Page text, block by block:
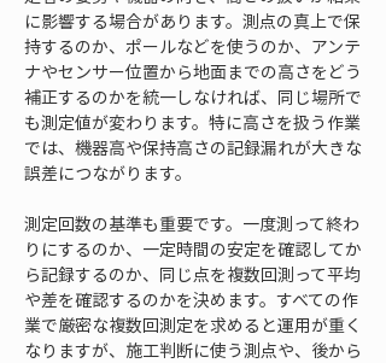
に影響する場合があります。測点の真上で保
持するのか、ポールなどを使うのか、アンテ
ナやセンサー位置から地面までの高さをどう
補正するのかを統一しなければ、同じ場所で
も測定値が変わります。特に高さを扱う作業
では、機器高や保持高さの記録漏れが大きな
誤差につながります。
測定回数の基準も重要です。一度測って終わ
りにするのか、一定時間の安定を確認してか
ら記録するのか、同じ点を複数回測って平均
や差を確認するのかを決めます。すべての作
業で厳密な複数回測定を求めると運用が重く
なりますが、施工判断に使う測点や、後から